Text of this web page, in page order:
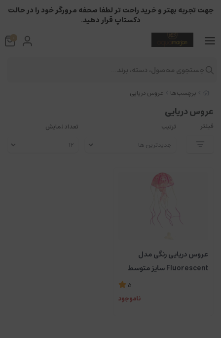
برچسب‌ها عروس دریایی
عروس دریایی
فیلتر ترتیب تعداد نمایش
عروس دریایی رنگی مدل
Fluorescent سایز متوسط
5
ناموجود
جهت تجربه بهتر و خرید راحت تر لطفا صحفه مرورگر خود را در حالت
دکستاپ قرار دهید.
0
جستجوی محصول، دسته، برند...